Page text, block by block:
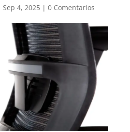
Sep 4, 2025| 0 Comentarios